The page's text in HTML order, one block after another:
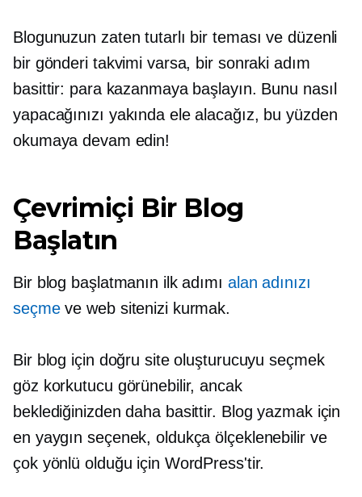
Blogunuzun zaten tutarlı bir teması ve düzenli
bir gönderi takvimi varsa, bir sonraki adım
basittir: para kazanmaya başlayın. Bunu nasıl
yapacağınızı yakında ele alacağız, bu yüzden
okumaya devam edin!
Çevrimiçi Bir Blog
Başlatın
Bir blog başlatmanın ilk adımı alan adınızı
seçmeve web sitenizi kurmak.
Bir blog için doğru site oluşturucuyu seçmek
göz korkutucu görünebilir, ancak
beklediğinizden daha basittir. Blog yazmak için
en yaygın seçenek, oldukça ölçeklenebilir ve
çok yönlü olduğu için WordPress'tir.